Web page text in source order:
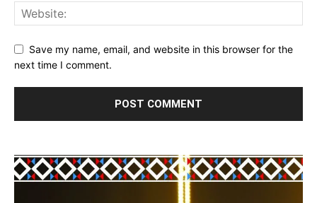
Save my name, email, and website in this browser for the
next time I comment.